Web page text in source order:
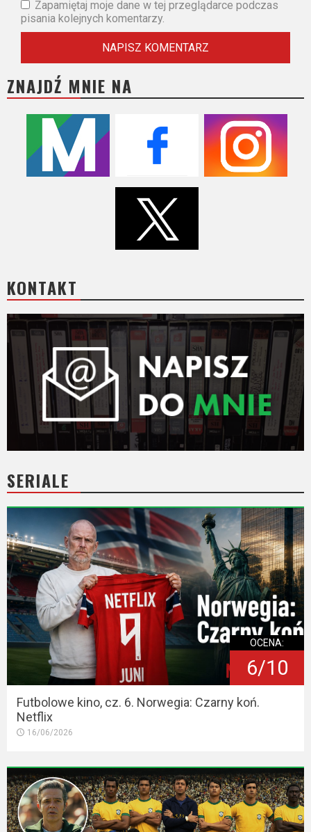
Zapamiętaj moje dane w tej przeglądarce podczas
pisania kolejnych komentarzy.
ZNAJDŹ MNIE NA
KONTAKT
SERIALE
OCENA:
6/10
Futbolowe kino, cz. 6. Norwegia: Czarny koń.
Netflix
16/06/2026